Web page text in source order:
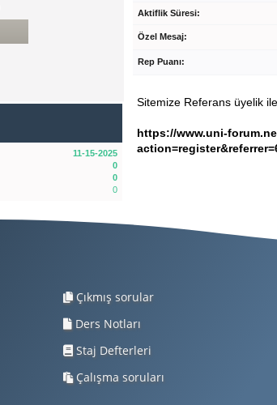
11-15-2025
0
0
0
Aktiflik Süresi:
Özel Mesaj:
Rep Puanı:
Sitemize Referans üyelik
https://www.uni-
Çıkmış sorular
Ders Notları
Staj Defterleri
Çalışma soruları